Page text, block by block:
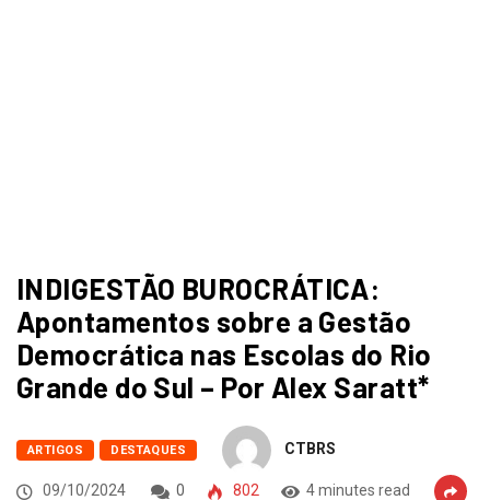
INDIGESTÃO BUROCRÁTICA:
Apontamentos sobre a Gestão
Democrática nas Escolas do Rio
Grande do Sul – Por Alex Saratt*
ARTIGOS DESTAQUES CTBRS
09/10/2024 0 802 4 minutes read